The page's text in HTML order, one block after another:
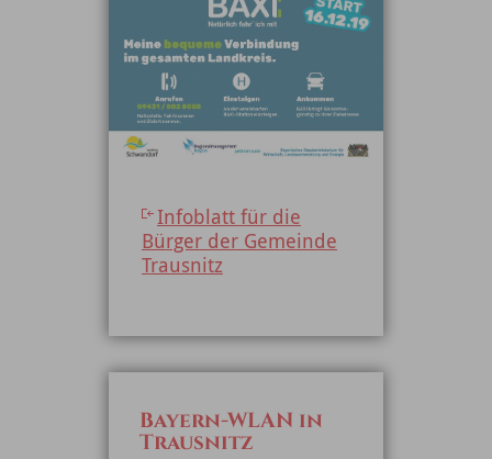
Infoblatt für die
Bürger der Gemeinde
Trausnitz
Bayern-WLAN in
Trausnitz